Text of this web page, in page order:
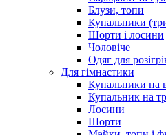
Блузи, топи
Купальники
Шорти і лосини
Чоловіче
Одяг для
Для гімнастики
Купальники на
Купальник на
Лосини
Шорти